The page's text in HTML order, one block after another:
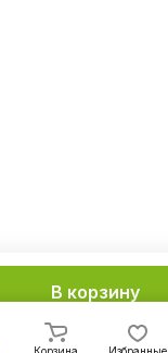
В корзину